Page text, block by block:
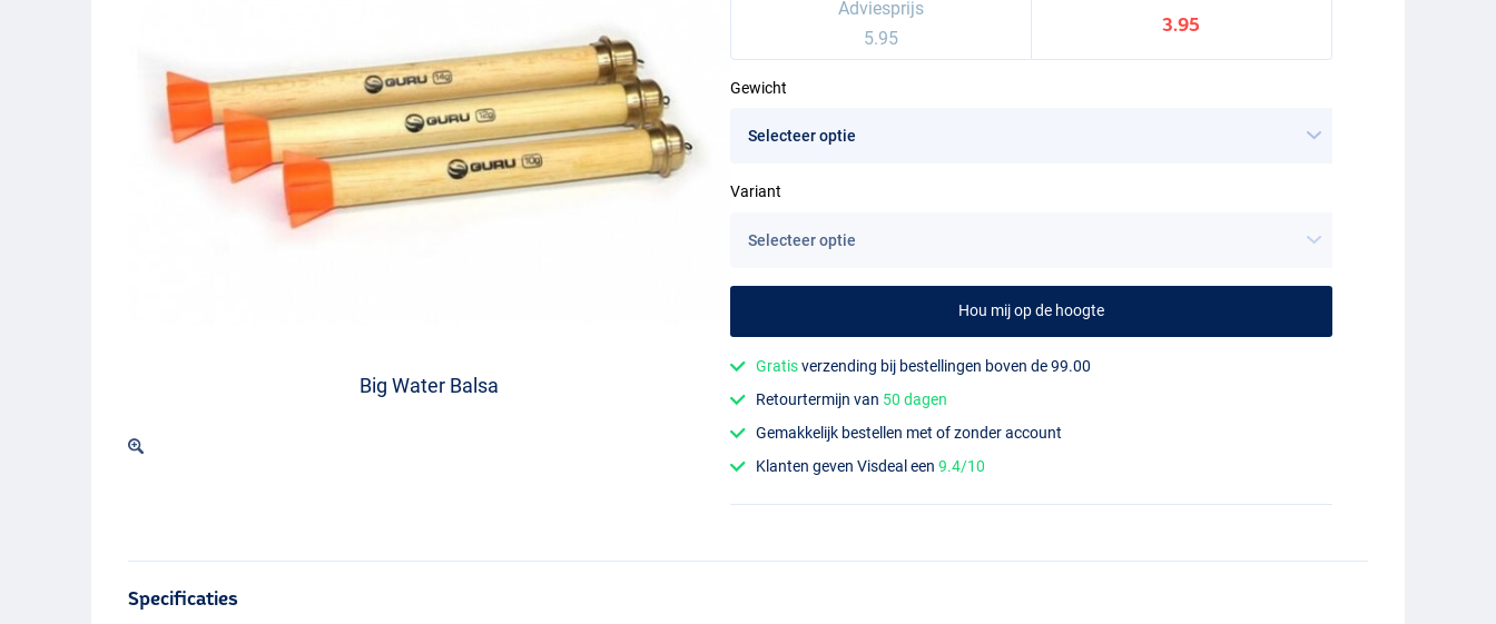
Big Water Balsa
Adviesprijs
5.95
3.95
Gewicht
Variant
Hou mij op de hoogte
Gratisverzending bij bestellingen boven de 99.00
Retourtermijn van 50 dagen
Gemakkelijk bestellen met of zonder account
Klanten geven Visdeal een9.4/10
Specificaties